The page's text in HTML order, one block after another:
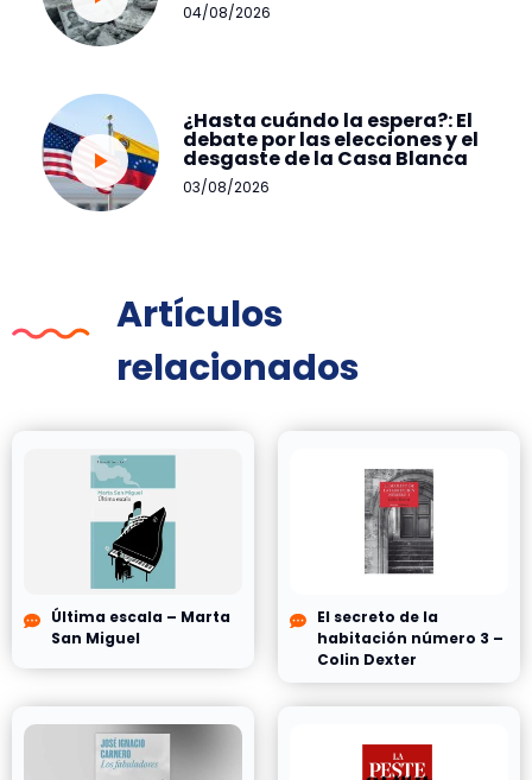
04/08/2026
¿Hasta cuándo la espera?: El
debate por las elecciones y el
desgaste de la Casa Blanca
03/08/2026
Artículos
relacionados
Última escala – Marta
San Miguel
El secreto de la
habitación número 3 –
Colin Dexter